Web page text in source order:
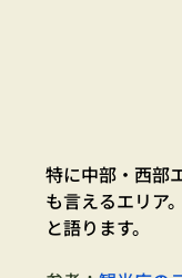
特に中部・西部
も言えるエリア
と語ります。